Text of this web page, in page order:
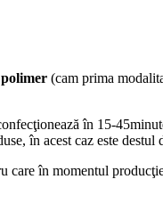
polimer (cam prima
în 15-
în acest caz este destul
în momentul